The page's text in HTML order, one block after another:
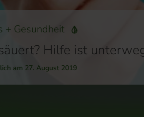
+ Gesundheit
Hilfe ist
am 27. August 2019